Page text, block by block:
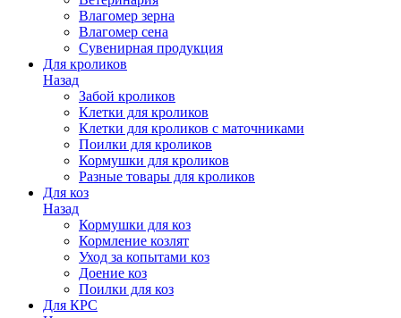
Влагомер зерна
Влагомер сена
Сувенирная продукция
Для кроликов
Назад
Забой кроликов
Клетки для кроликов
Клетки для кроликов с маточниками
Поилки для кроликов
Кормушки для кроликов
Разные товары для кроликов
Для коз
Назад
Кормушки для коз
Кормление козлят
Уход за копытами коз
Доение коз
Поилки для коз
Для КРС